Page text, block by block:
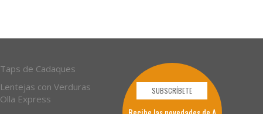
Taps de Cadaques
Lentejas con Verduras
Olla Express
SUBSCRÍBETE